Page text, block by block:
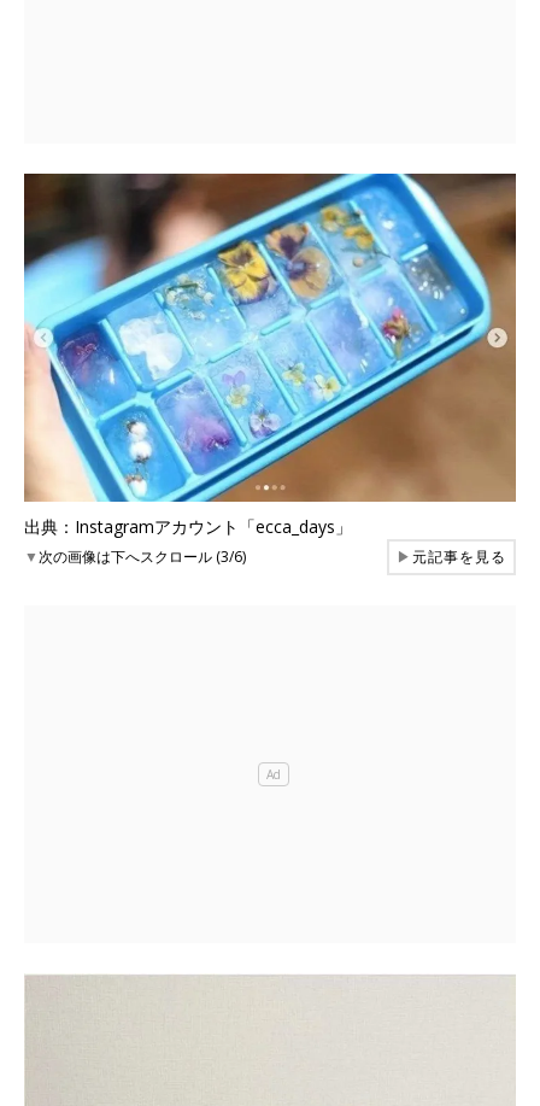
出典：Instagramアカウント「ecca_days」
▼次の画像は下へスクロール (3/6) ▶元記事を見る